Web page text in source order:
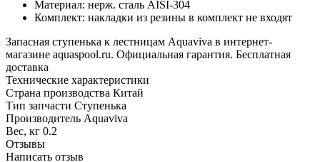
Материал: нерж. сталь AISI-304
Комплект: накладки из резины в комплект не входят
Запасная ступенька к лестницам Aquaviva в интернет-
магазине aquaspool.ru. Официальная гарантия. Бесплатная
доставка
Технические характеристики
Страна производства Китай
Тип запчасти Ступенька
Производитель Aquaviva
Вес, кг 0.2
Отзывы
Написать отзыв